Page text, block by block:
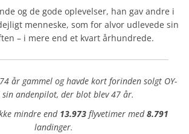
og de gode oplevelser, han gav andre i
menneske, som for alvor udlevede sin
– i mere end et kvart århundrede.
år gammel og havde kort forinden solgt OY-
sin andenpilot, der blot blev 47 år.
mindre end 13.973flyvetimer med8.791
landinger.